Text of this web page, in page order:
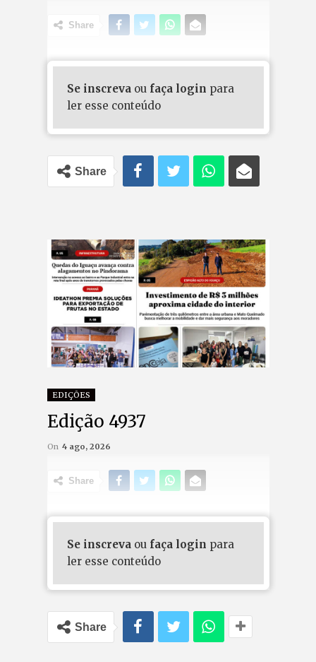
Share
Se inscrevaou faça login para
ler esse conteúdo
Share
EDIÇÕES
Edição 4937
On 4 ago, 2026
Share
Se inscrevaou faça login para
ler esse conteúdo
Share